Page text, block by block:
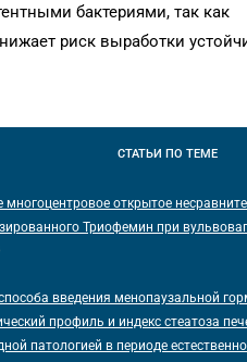
бактериями, так как
риск выработки
СТАТЬИПО ТЕМЕ
многоцентровое открытое
Триофемин при
введения менопаузальной
профиль и индекс стеатоза
патологией в периоде